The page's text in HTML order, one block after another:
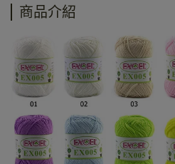
商品介紹